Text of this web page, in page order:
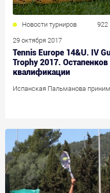
Новости турниров 922
29 октября 2017
Tennis Europe 14&U. IV
Trophy 2017.
квалификации
Испанская Пальманова